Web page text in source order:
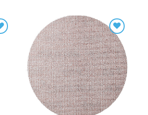
on
useampi
muunnelma.
Voit
tehdä
valinnat
tuotteen
sivulla.